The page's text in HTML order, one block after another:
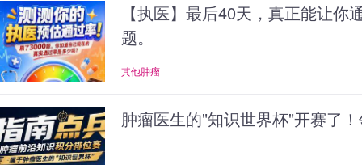
【执医】最后40天，真正能让你
题。
其他肿瘤
肿瘤医生的"知识世界杯"开赛了